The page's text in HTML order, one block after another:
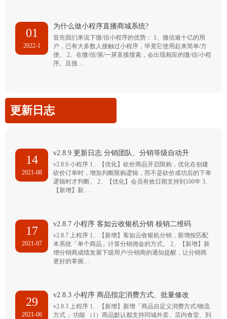
01
2022-1
为什么做小程序直播商城系统?
首先我们来说下微/信小程序的优势： 1、微信逾十亿的用
户，已有大多数人接触过小程序，毕竟它使用起来简单/方
便。 2、在微/信/第/一屏直接搜索，会出现相应的微/信/小程
序。且搜…
更新日志
14
2021-08
v2.8.9 更新日志 分销团队、分销等级自动升
v2.8.9 小程序 1、【优化】砍价商品开启限购，优化在创建
砍价订单时，增加判断限购逻辑，而不是砍价成功后的下单
逻辑时才判断。 2、【优化】会员有效日期支持到100年 3、
【新增】新…
17
2021-07
v2.8.7 小程序 客如云收银机分销 核销二维码
v2.8.7 上程序 1、【新增】客如云收银机分销，新增按匹配
本系统「单个商品」计算分销佣金的方式。 2、【新增】新
增分销商成绩发展下级用户/分销商的通知提醒，让分销商
更好的掌握…
29
2021-06
v2.8.3 小程序 商品指定消费方式、批量修改
v2.8.3 上程序 1、【新增】新增「商品自定义消费方式/物流
方式 」功能 （1）商品默认都支持同城外卖、店内食堂、到